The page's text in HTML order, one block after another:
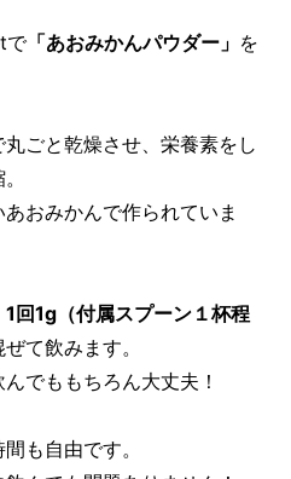
で「あおみかんパウダー」 を
ごと乾燥させ、栄養素をし
おみかんで作られていま
1回1g（付属スプーン１杯程
て飲みます。
でももちろん大丈夫！
も自由です。